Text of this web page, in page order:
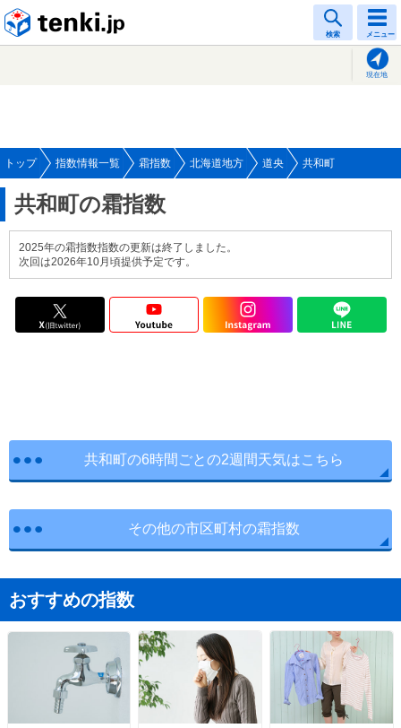
検索 メニュー
現在地
トップ 指数情報一覧 霜指数 北海道地方 道央 共和町
共和町の霜指数
2025年の霜指数指数の更新は終了しました。
次回は2026年10月頃提供予定です。
共和町の6時間ごとの2週間天気はこちら
その他の市区町村の霜指数
おすすめの指数